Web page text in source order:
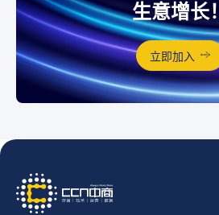
生意增长！
立即加入